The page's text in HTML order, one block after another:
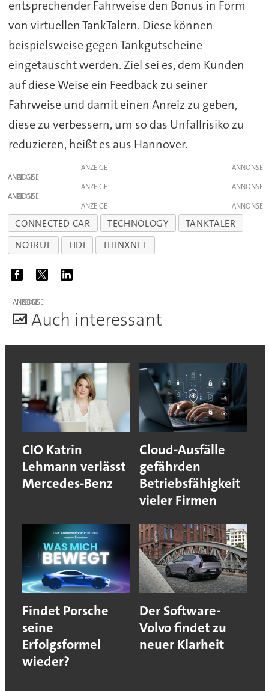
entsprechender Fahrweise den Bonus in Form
von virtuellen TankTalern. Diese können
beispielsweise gegen Tankgutscheine
eingetauscht werden. Ziel sei es, dem Kunden
auf diese Weise ein Feedback zu seiner
Fahrweise und damit einen Anreiz zu geben,
diese zu verbessern, um so das Unfallrisiko zu
reduzieren, heißt es aus Hannover.
ANZEIGE
ANZEIGE
ANZEIGE
ANZEIGE
ANZEIGE
CONNECTED CAR TECHNOLOGY
TANKTALER
NOTRUF
HDI THINXNET
ANZEIGE
Auch interessant
CIO Katrin
Lehmann verlässt
Mercedes-Benz
Cloud-Ausfälle
gefährden
Betriebsfähigkeit
vieler Firmen
Findet Porsche
seine
Erfolgsformel
wieder?
Der Software-
Volvo findet zu
neuer Klarheit